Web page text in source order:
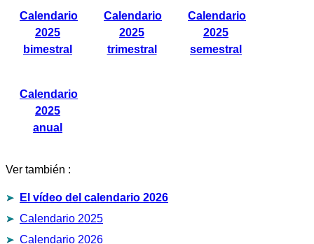
Calendario
2025
bimestral
Calendario
2025
trimestral
Calendario
2025
semestral
Calendario
2025
anual
Ver también :
El vídeo del calendario 2026
Calendario 2025
Calendario 2026